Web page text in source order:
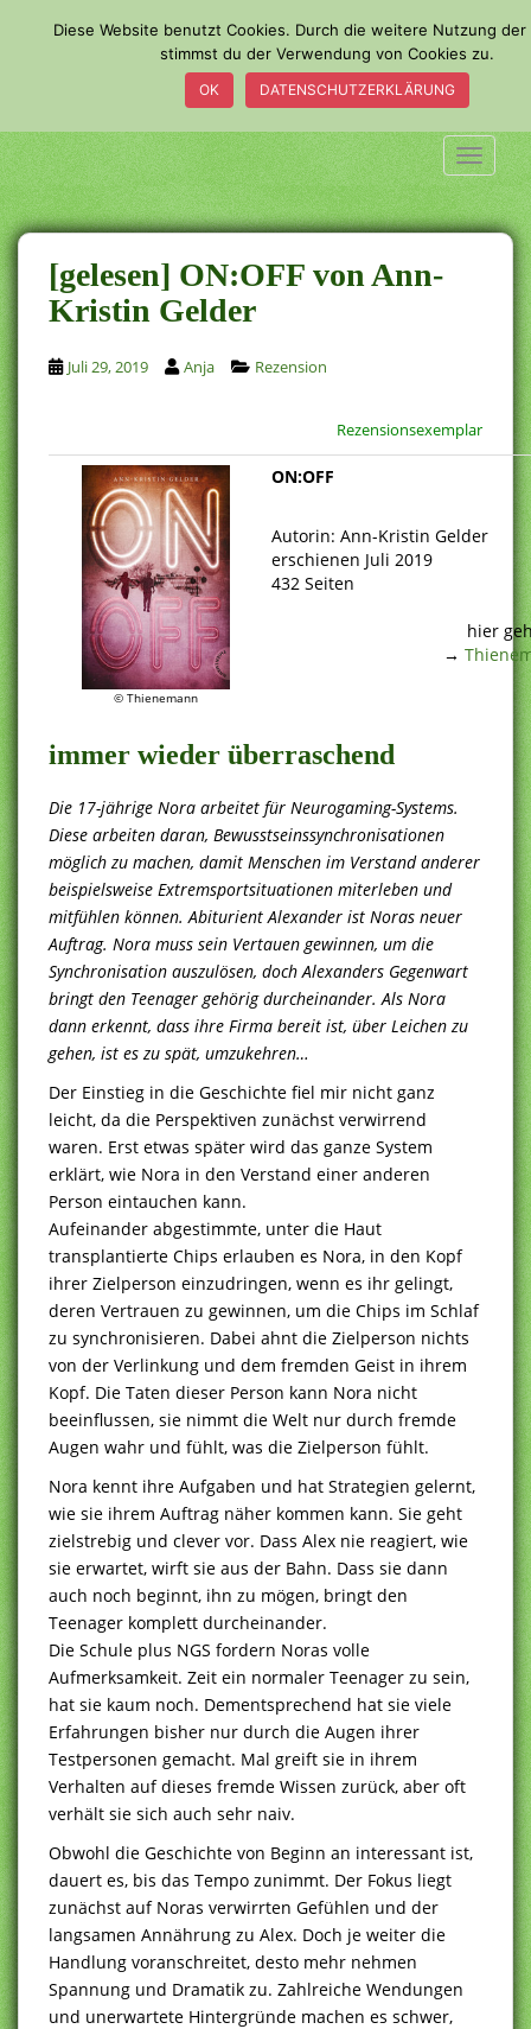
o
m
a
i
n
c
o
n
t
e
n
t
[gelesen] ON:OFF von Ann-
Kristin Gelder
Juli 29, 2019 Anja Rezension
Rezensionsexemplar
© Thienemann
ON:OFF
Autorin: Ann-Kristin Gelder
erschienen Juli 2019
432 Seiten
hier
→
immer wieder überraschend
Die 17-jährige Nora arbeitet für Neurogaming-Systems.
Diese arbeiten daran, Bewusstseinssynchronisationen
möglich zu machen, damit Menschen im Verstand anderer
beispielsweise Extremsportsituationen miterleben und
mitfühlen können. Abiturient Alexander ist Noras neuer
Auftrag. Nora muss sein Vertauen gewinnen, um die
Synchronisation auszulösen, doch Alexanders Gegenwart
bringt den Teenager gehörig durcheinander. Als Nora
dann erkennt, dass ihre Firma bereit ist, über Leichen zu
gehen, ist es zu spät, umzukehren…
Der Einstieg in die Geschichte fiel mir nicht ganz
leicht, da die Perspektiven zunächst verwirrend
waren. Erst etwas später wird das ganze System
erklärt, wie Nora in den Verstand einer anderen
Person eintauchen kann.
Aufeinander abgestimmte, unter die Haut
transplantierte Chips erlauben es Nora, in den Kopf
ihrer Zielperson einzudringen, wenn es ihr gelingt,
deren Vertrauen zu gewinnen, um die Chips im Schlaf
zu synchronisieren. Dabei ahnt die Zielperson nichts
von der Verlinkung und dem fremden Geist in ihrem
Kopf. Die Taten dieser Person kann Nora nicht
beeinflussen, sie nimmt die Welt nur durch fremde
Augen wahr und fühlt, was die Zielperson fühlt.
Nora kennt ihre Aufgaben und hat Strategien gelernt,
wie sie ihrem Auftrag näher kommen kann. Sie geht
zielstrebig und clever vor. Dass Alex nie reagiert, wie
sie erwartet, wirft sie aus der Bahn. Dass sie dann
auch noch beginnt, ihn zu mögen, bringt den
Teenager komplett durcheinander.
Die Schule plus NGS fordern Noras volle
Aufmerksamkeit. Zeit ein normaler Teenager zu sein,
hat sie kaum noch. Dementsprechend hat sie viele
Erfahrungen bisher nur durch die Augen ihrer
Testpersonen gemacht. Mal greift sie in ihrem
Verhalten auf dieses fremde Wissen zurück, aber oft
verhält sie sich auch sehr naiv.
Obwohl die Geschichte von Beginn an interessant ist,
dauert es, bis das Tempo zunimmt. Der Fokus liegt
zunächst auf Noras verwirrten Gefühlen und der
langsamen Annährung zu Alex. Doch je weiter die
Handlung voranschreitet, desto mehr nehmen
Spannung und Dramatik zu. Zahlreiche Wendungen
und unerwartete Hintergründe machen es schwer,
Diese Website benutzt Cookies. Durch die weitere Nutzung der
stimmst du der Verwendung von Cookies zu.
OK DATENSCHUTZERKLÄRUNG